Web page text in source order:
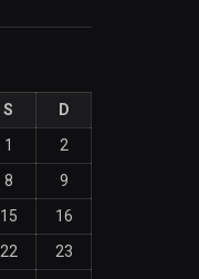
S
D
1
2
8
9
15
16
22
23